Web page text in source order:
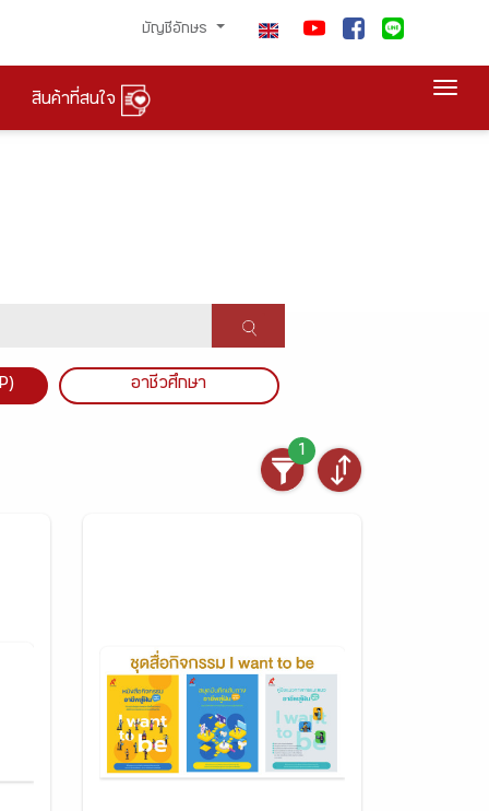
บัญชีอักษร
สินค้าที่สนใจ
อาชีวศึกษา
1